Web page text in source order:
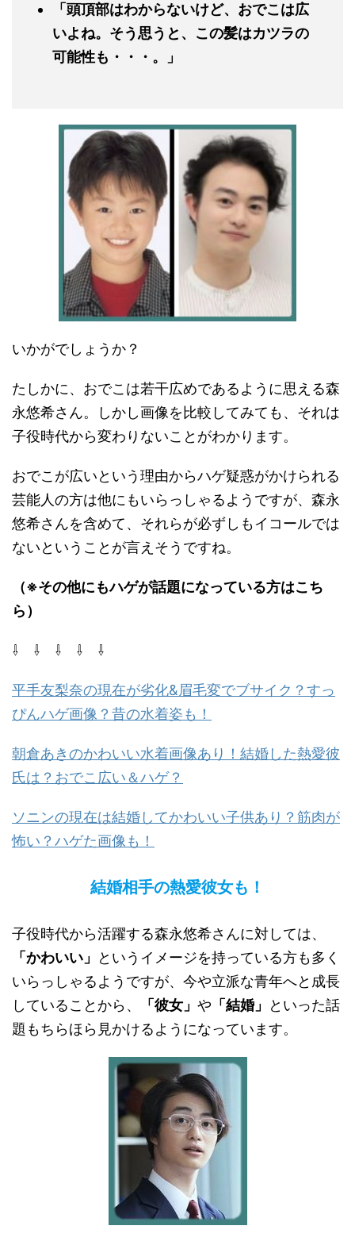
「頭頂部はわからないけど、おでこは広
いよね。そう思うと、この髪はカツラの
可能性も・・・。」
いかがでしょうか？
たしかに、おでこは若干広めであるように思える森
永悠希さん。しかし画像を比較してみても、それは
子役時代から変わりないことがわかります。
おでこが広いという理由からハゲ疑惑がかけられる
芸能人の方は他にもいらっしゃるようですが、森永
悠希さんを含めて、それらが必ずしもイコールでは
ないということが言えそうですね。
（※その他にもハゲが話題になっている方はこち
ら）
⇩ ⇩ ⇩ ⇩ ⇩
平手友梨奈の現在が劣化&眉毛変でブサイク？すっ
ぴんハゲ画像？昔の水着姿も！
朝倉あきのかわいい水着画像あり！結婚した熱愛彼
氏は？おでこ広い＆ハゲ？
ソニンの現在は結婚してかわいい子供あり？筋肉が
怖い？ハゲた画像も！
結婚相手の熱愛彼女も！
子役時代から活躍する森永悠希さんに対しては、
「かわいい」
というイメージを持っている方も多く
いらっしゃるようですが、今や立派な青年へと成長
していることから、
「彼女」 や 「結婚」
といった話
題もちらほら見かけるようになっています。